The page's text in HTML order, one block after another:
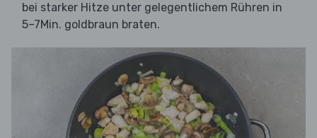
bei starker Hitze unter gelegentlichem Rühren in
5–7Min. goldbraun braten.